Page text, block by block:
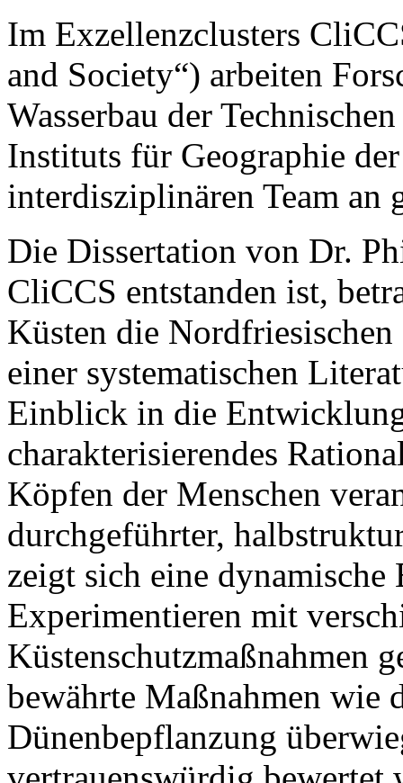
Im Exzellenzclusters
and Society“) arbeiten
Wasserbau der
Instituts für Geographie
interdisziplinären Team an
Die Dissertation von Dr.
CliCCS entstanden ist,
Küsten die
einer systematischen
Einblick in die
charakterisierendes
Köpfen der Menschen
durchgeführter,
zeigt sich eine
Experimentieren mit
Küstenschutzmaßnahmen
bewährte Maßnahmen wie
Dünenbepflanzung